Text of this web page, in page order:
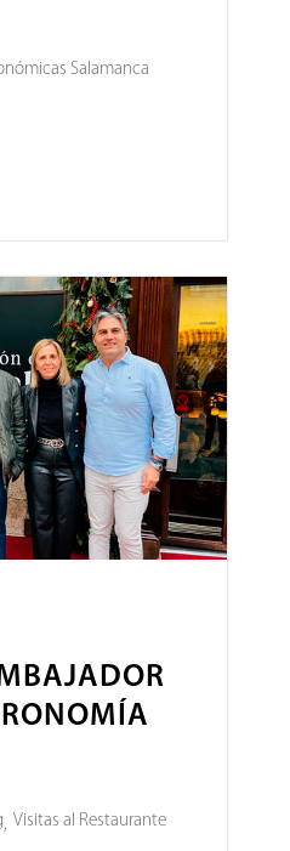
Salamanca
, Visitas al Restaurante